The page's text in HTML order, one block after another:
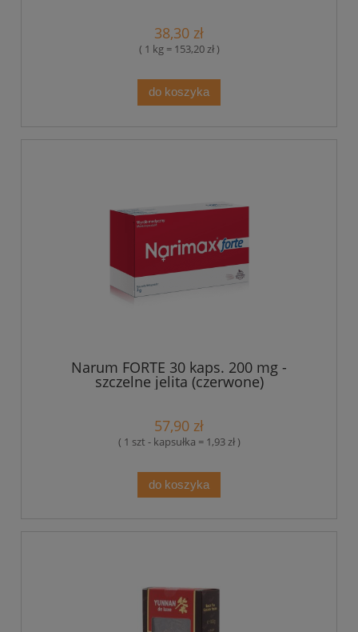
38,30 zł
( 1 kg = 153,20 zł )
do koszyka
Narum FORTE 30 kaps. 200 mg -
szczelne jelita (czerwone)
57,90 zł
( 1 szt - kapsułka = 1,93 zł )
do koszyka